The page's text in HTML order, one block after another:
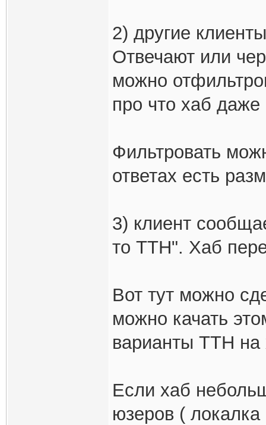
2) другие
Отвечают или
можно
про что хаб даже
Фильтровать
ответах есть
3) клиент
то TTH". Хаб
Вот тут можно
можно качать
варианты TTH
Если хаб
юзеров (